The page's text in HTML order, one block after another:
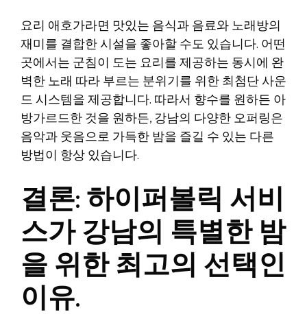
요리 애호가라면 맛있는 음식과 음료와 노래방의
재미를 결합한 시설을 좋아할 수도 있습니다. 어떤
곳에서는 군침이 도는 요리를 제공하는 동시에 완
벽한 노래 따라 부르는 분위기를 위한 최첨단 사운
드 시스템을 제공합니다. 따라서 향수를 원하든 아
방가르드한 것을 원하든, 강남의 다양한 오퍼링은
음악과 웃음으로 가득한 밤을 즐길 수 있는 다른
방법이 항상 있습니다.
결론: 하이퍼볼릭 서비
스가 강남의 특별한 밤
을 위한 최고의 선택인
이유.